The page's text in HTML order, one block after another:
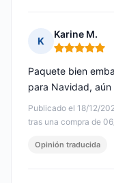
K
Karine M.
Nota: 5 de 5
Publicado el 18/12/
tras una compra de
Paquete bien
para Navidad,
Opinión traducida